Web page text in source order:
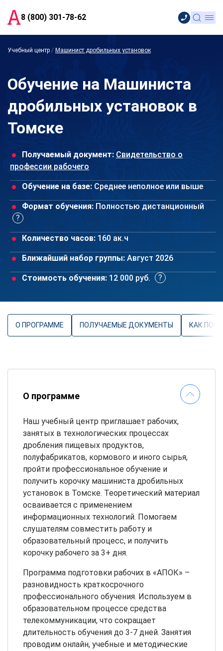
8 (800) 301-78-62
Учебный центр / Машинист дробильных установок
Обучение на Машиниста
дробильных установок в
Томске
Получаемый документ: Свидетельство о
профессии рабочего
Обучение на базе: Среднее неполное или выше
Формат обучения: Полностью дистанционный
Количество часов: 160 ак.ч
Ближайший набор группы: Август 2026
Стоимость обучения: 12 000 руб.
О ПРОГРАММЕ ПОЛУЧАЕМЫЕ ДОКУМЕНТЫ КАК
О программе
Наш учебный центр приглашает рабочих,
занятых в технологических процессах
дробления пищевых продуктов,
полуфабрикатов, кормового и иного сырья,
пройти профессиональное обучение и
получить корочку машиниста дробильных
установок в Томске. Теоретический материал
осваивается с применением
информационных технологий. Помогаем
слушателям совместить работу и
образовательный процесс, и получить
корочку рабочего за 3+ дня.
Программа подготовки рабочих в «АПОК» –
разновидность краткосрочного
профессионального обучения. Используем в
образовательном процессе средства
телекоммуникации, что сокращает
длительность обучения до 3-7 дней. Занятия
проводим онлайн, учебные и методические